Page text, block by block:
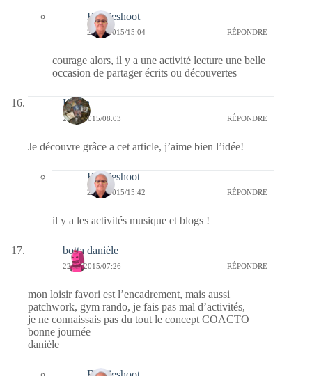
Bernieshoot
22/09/2015/15:04 RÉPONDRE
courage alors, il y a une activité lecture une belle
occasion de partager écrits ou découvertes
Kévin
22/09/2015/08:03 RÉPONDRE
Je découvre grâce a cet article, j’aime bien l’idée!
Bernieshoot
22/09/2015/15:42 RÉPONDRE
il y a les activités musique et blogs !
botta danièle
22/09/2015/07:26 RÉPONDRE
mon loisir favori est l’encadrement, mais aussi
patchwork, gym rando, je fais pas mal d’activités,
je ne connaissais pas du tout le concept COACTO
bonne journée
danièle